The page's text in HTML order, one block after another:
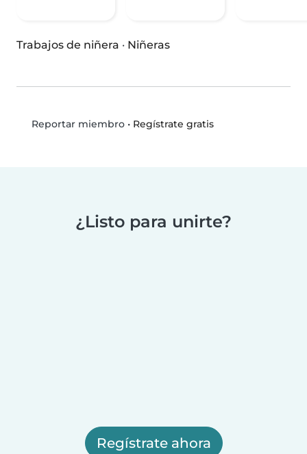
Trabajos de niñera · Niñeras
Reportar miembro• Regístrate gratis
¿Listo para unirte?
Regístrate ahora